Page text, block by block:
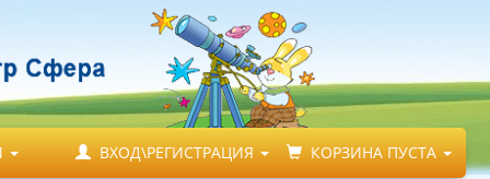
ВХОД\РЕГИСТРАЦИЯ КОРЗИНА ПУСТА